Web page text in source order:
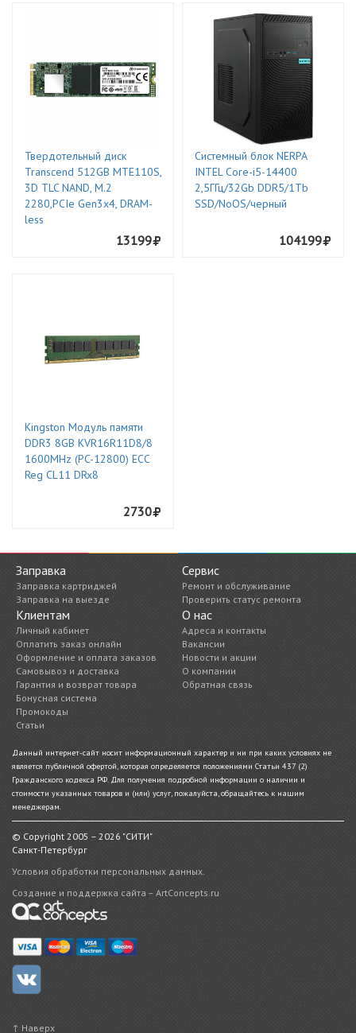
Твердотельный диск
Transcend 512GB MTE110S,
3D TLC NAND, M.2
2280,PCIe Gen3x4, DRAM-
less
13199
Системный блок NERPA
INTEL Core-i5-14400
2,5ГГц/32Gb DDR5/1Tb
SSD/NoOS/черный
104199
Kingston Модуль памяти
DDR3 8GB KVR16R11D8/8
1600MHz (PC-12800) ECC
Reg CL11 DRx8
2730
Заправка
Заправка картриджей
Заправка на выезде
Сервис
Ремонт и обслуживание
Проверить статус ремонта
Клиентам
Личный кабинет
Оплатить заказ онлайн
Оформление и оплата заказов
Самовывоз и доставка
Гарантия и возврат товара
Бонусная система
Промокоды
Статьи
О нас
Адреса и контакты
Вакансии
Новости и акции
О компании
Обратная связь
Данный интернет-сайт носит информационный характер и ни при каких условиях не
является публичной офертой, которая определяется положениями Статьи 437 (2)
Гражданского кодекса РФ. Для получения подробной информации о наличии и
стоимости указанных товаров и (или) услуг, пожалуйста, обращайтесь к нашим
менеджерам.
© Copyright 2005 – 2026 "СИТИ"
Санкт-Петербург
Условия обработки персональных данных.
Создание и поддержка сайта – ArtConcepts.ru
↑ Наверх